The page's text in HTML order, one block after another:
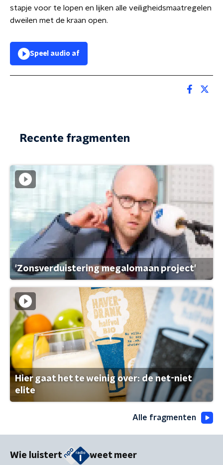
stapje voor te lopen en lijken alle veiligheidsmaatregelen
dweilen met de kraan open.
Speel audio af
Recente fragmenten
'Zonsverduistering megalomaan project'
Hier gaat het te weinig over: de net-niet
elite
Alle fragmenten
Wie luistert weet meer